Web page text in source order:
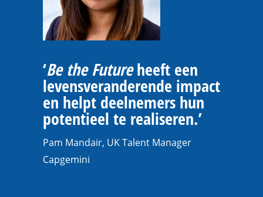
‘Be the Futureheeft een
levensveranderende impact
en helpt deelnemers hun
potentieel te realiseren.’
Pam Mandair, UK Talent Manager
Capgemini